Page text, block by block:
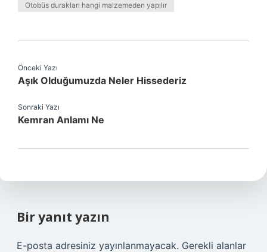
Otobüs durakları hangi malzemeden yapılır
Önceki Yazı
Aşık Olduğumuzda Neler Hissederiz
Sonraki Yazı
Kemran Anlamı Ne
Bir yanıt yazın
E-posta adresiniz yayınlanmayacak. Gerekli alanlar